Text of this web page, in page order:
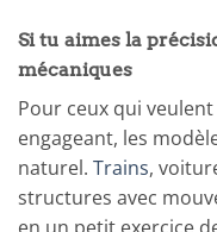
Si tu aimes la
mécaniques
Pour ceux qui
engageant, les
naturel. Trains,
structures avec